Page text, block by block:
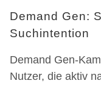
Demand Gen:
Suchintention
Demand Gen-
Nutzer, die aktiv